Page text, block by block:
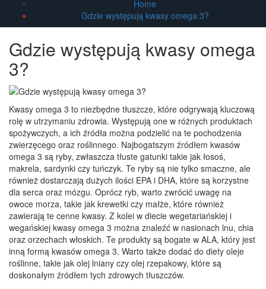
Home
Gdzie występują kwasy omega 3?
Gdzie występują kwasy omega
3?
Kwasy omega 3 to niezbędne tłuszcze, które odgrywają kluczową
rolę w utrzymaniu zdrowia. Występują one w różnych produktach
spożywczych, a ich źródła można podzielić na te pochodzenia
zwierzęcego oraz roślinnego. Najbogatszym źródłem kwasów
omega 3 są ryby, zwłaszcza tłuste gatunki takie jak łosoś,
makrela, sardynki czy tuńczyk. Te ryby są nie tylko smaczne, ale
również dostarczają dużych ilości EPA i DHA, które są korzystne
dla serca oraz mózgu. Oprócz ryb, warto zwrócić uwagę na
owoce morza, takie jak krewetki czy małże, które również
zawierają te cenne kwasy. Z kolei w diecie wegetariańskiej i
wegańskiej kwasy omega 3 można znaleźć w nasionach lnu, chia
oraz orzechach włoskich. Te produkty są bogate w ALA, który jest
inną formą kwasów omega 3. Warto także dodać do diety oleje
roślinne, takie jak olej lniany czy olej rzepakowy, które są
doskonałym źródłem tych zdrowych tłuszczów.